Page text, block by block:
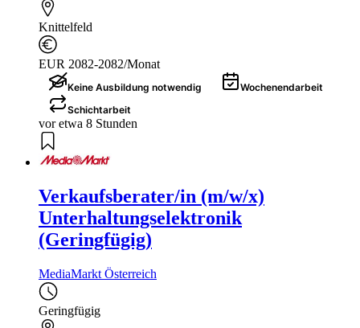
Knittelfeld
EUR 2082-2082/Monat
Keine Ausbildung notwendig
Wochenendarbeit
Schichtarbeit
vor etwa 8 Stunden
Verkaufsberater/in (m/w/x)
Unterhaltungselektronik
(Geringfügig)
MediaMarkt Österreich
Geringfügig